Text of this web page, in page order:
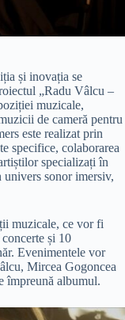
și inovația se
„Radu Vâlcu –
muzicale,
de cameră pentru
este realizat prin
specifice, colaborarea
specializați în
univers sonor imersiv,
muzicale, ce vor fi
și 10
Evenimentele vor
Mircea Gogoncea
împreună albumul.